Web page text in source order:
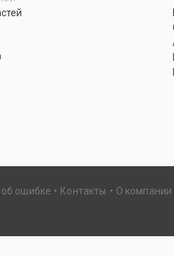
ошибке Контакты О компании